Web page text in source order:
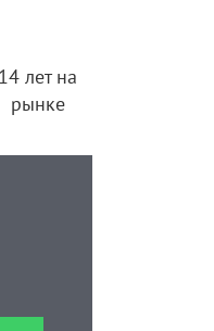
14 лет на
рынке